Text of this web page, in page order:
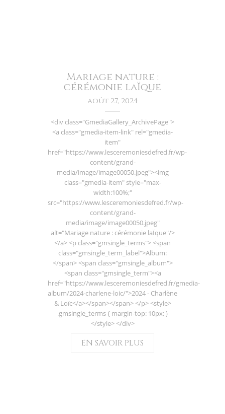
Mariage nature :
cérémonie laÏque
août 27, 2024
<div class="GmediaGallery_ArchivePage">
<a class="gmedia-item-link" rel="gmedia-
item"
href="https://www.lesceremoniesdefred.fr/wp-
content/grand-
media/image/image00050.jpeg"><img
class="gmedia-item" style="max-
width:100%;"
src="https://www.lesceremoniesdefred.fr/wp-
content/grand-
media/image/image00050.jpeg"
alt="Mariage nature : cérémonie laÏque"/>
</a> <p class="gmsingle_terms"> <span
class="gmsingle_term_label">Album:
</span> <span class="gmsingle_album">
<span class="gmsingle_term"><a
href="https://www.lesceremoniesdefred.fr/gmedia-
album/2024-charlene-loic/">2024 - Charlène
& Loïc</a></span></span> </p> <style>
.gmsingle_terms { margin-top: 10px; }
</style> </div>
EN SAVOIR PLUS